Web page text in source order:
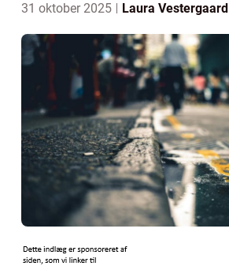
31 oktober 2025 Laura Vestergaard